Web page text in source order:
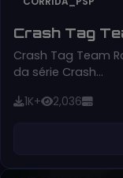
Crash Tag
Crash Tag Team
da série Crash…
1K+ 2,036